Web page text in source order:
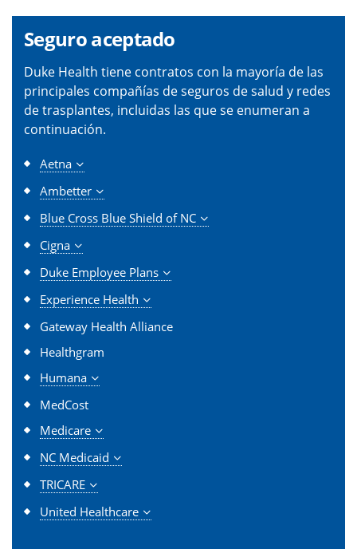
Seguro aceptado
Duke Health tiene contratos con la mayoría de las
principales compañías de seguros de salud y redes
de trasplantes, incluidas las que se enumeran a
continuación.
Aetna
Ambetter
Blue Cross Blue Shield of NC
Cigna
Duke Employee Plans
Experience Health
Gateway Health Alliance
Healthgram
Humana
MedCost
Medicare
NC Medicaid
TRICARE
United Healthcare